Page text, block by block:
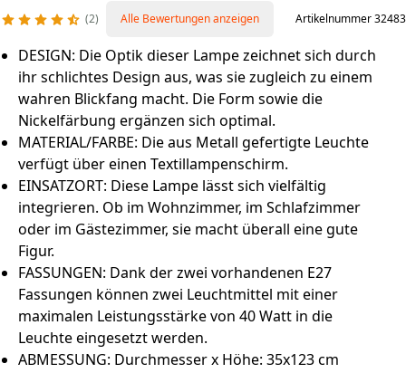
2 Alle Bewertungen anzeigen Artikelnummer 32483
DESIGN: Die Optik dieser Lampe zeichnet sich durch
ihr schlichtes Design aus, was sie zugleich zu einem
wahren Blickfang macht. Die Form sowie die
Nickelfärbung ergänzen sich optimal.
MATERIAL/FARBE: Die aus Metall gefertigte Leuchte
verfügt über einen Textillampenschirm.
EINSATZORT: Diese Lampe lässt sich vielfältig
integrieren. Ob im Wohnzimmer, im Schlafzimmer
oder im Gästezimmer, sie macht überall eine gute
Figur.
FASSUNGEN: Dank der zwei vorhandenen E27
Fassungen können zwei Leuchtmittel mit einer
maximalen Leistungsstärke von 40 Watt in die
Leuchte eingesetzt werden.
ABMESSUNG: Durchmesser x Höhe: 35x123 cm